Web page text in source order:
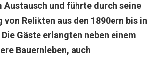
Austausch und führte durch seine
von Relikten aus den 1890ern bis in
Gäste erlangten neben einem
Bauernleben, auch